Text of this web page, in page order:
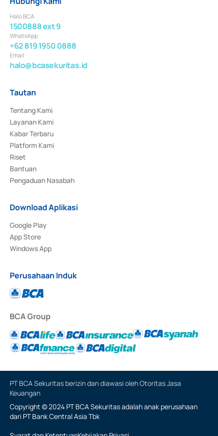
Halo BCA
1500888 ext 9
WhatsApp
+62 819 1950 0888
Email
halo@bcasekuritas.id
Tautan
Tentang Kami
Layanan Kami
Kabar Terbaru
Platform Kami
Riset
Bantuan
Pengaduan Nasabah
Download Aplikasi
Google Play
App Store
Windows App
Perusahaan Induk
BCA Group
PT BCA Sekuritas berizin dan diawasi oleh Otoritas Jasa
Keuangan
Copyright © 2024 PT BCA Sekuritas adalah anak perusahaan
dari PT Bank Central Asia Tbk